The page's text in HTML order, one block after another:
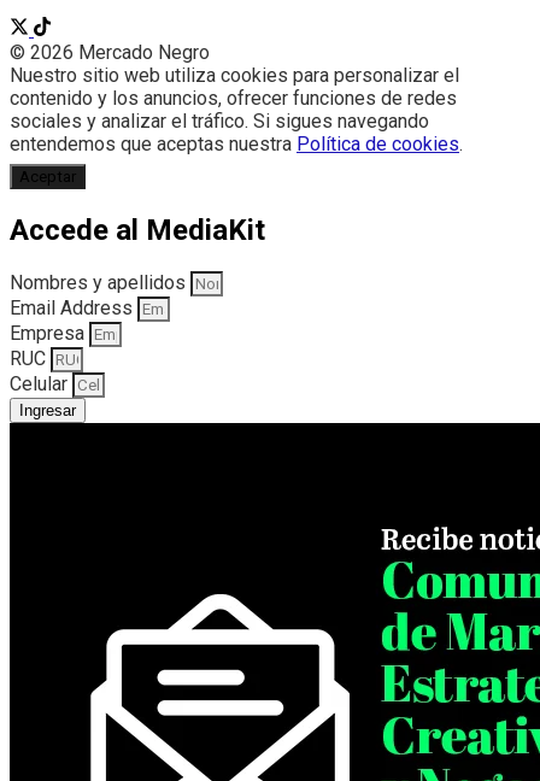
© 2026 Mercado Negro
Nuestro sitio web utiliza cookies para personalizar el
contenido y los anuncios, ofrecer funciones de redes
sociales y analizar el tráfico. Si sigues navegando
entendemos que aceptas nuestra Política de cookies.
Aceptar
Accede al MediaKit
Nombres y apellidos
Email Address
Empresa
RUC
Celular
Ingresar